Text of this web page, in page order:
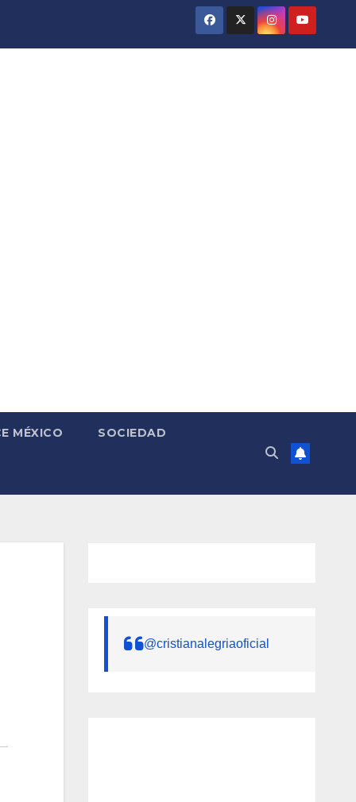
MÉXICO SOCIEDAD
@cristianalegriaoficial